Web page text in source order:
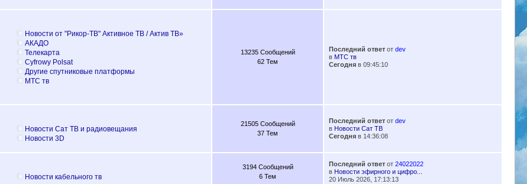
Новости от "Рикор-ТВ" Активное ТВ / Актив ТВ»
АКАДО
Телекарта
Cyfrowy Polsat
Другие спутниковые платформы
МТС тв
13235 Сообщений
62 Тем
Последний ответот dev
в МТС тв
Сегодняв 09:45:10
Новости Сат ТВ и радиовещания
Новости 3D
21505 Сообщений
37 Тем
Последний ответот dev
в Новости Сат ТВ
Сегодняв 14:36:08
Новости кабельного тв
3194 Сообщений
6 Тем
Последний ответот 24022022
в Новости эфирного и цифро...
20 Июль 2026, 17:13:13